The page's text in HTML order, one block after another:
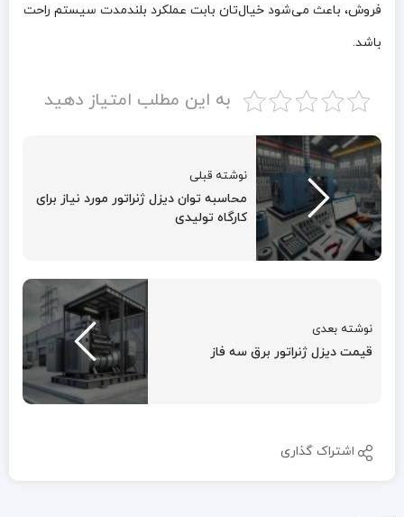
فروش، باعث می‌شود خیال‌تان بابت عملکرد بلندمدت سیستم راحت
باشد.
به این مطلب امتیاز دهید
نوشته قبلی
محاسبه توان دیزل ژنراتور مورد نیاز برای
کارگاه تولیدی
نوشته بعدی
قیمت دیزل ژنراتور برق سه فاز
اشتراک گذاری